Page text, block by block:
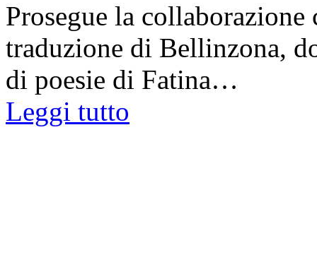
Prosegue la
traduzione di Bellinzona,
di poesie di Fatina…
Leggi tutto